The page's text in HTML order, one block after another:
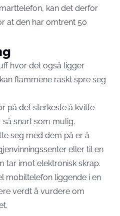
kan det derfor
at den har omtrent 50
hvor det også ligger
flammene raskt spre seg
på det sterkeste å kvitte
snart som mulig.
seg med dem på er å
eller til en
tar imot elektronisk skrap.
mobiltelefon liggende i en
verdt å vurdere om